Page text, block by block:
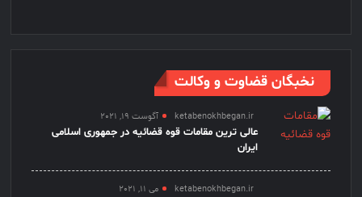
نخبگان قضاوت و وکالت
ketabenokhbegan.ir آگوست 19, 2021
عالی ترین مقامات قوه قضائیه در جمهوری اسلامی
ایران
ketabenokhbegan.ir می 11, 2021